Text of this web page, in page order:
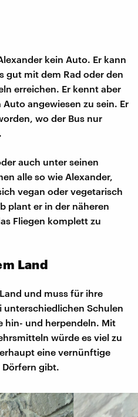
kein Auto. Er kann
gut mit dem Rad oder den
erreichen. Er kennt aber
angewiesen zu sein. Er
wo der Bus nur
auch unter seinen
alle so wie Alexander,
vegan oder vegetarisch
plant er in der näheren
Fliegen komplett zu
Land
und muss für ihre
unterschiedlichen Schulen
hin- und herpendeln. Mit
würde es viel zu
eine vernünftige
gibt.